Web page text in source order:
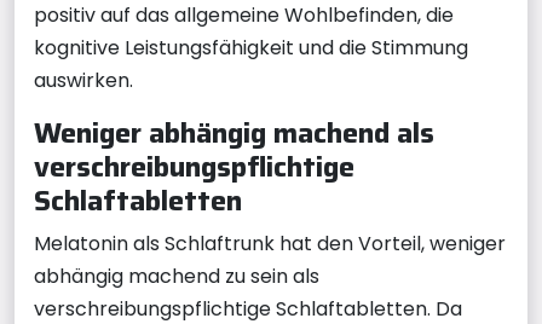
positiv auf das allgemeine Wohlbefinden, die
kognitive Leistungsfähigkeit und die Stimmung
auswirken.
Weniger abhängig machend als
verschreibungspflichtige
Schlaftabletten
Melatonin als Schlaftrunk hat den Vorteil, weniger
abhängig machend zu sein als
verschreibungspflichtige Schlaftabletten. Da